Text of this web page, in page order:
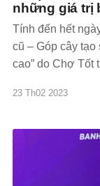
những giá trị
Tính đến hết
cũ – Góp cây
cao” do Chợ Tốt
mục
23 Th02 2023